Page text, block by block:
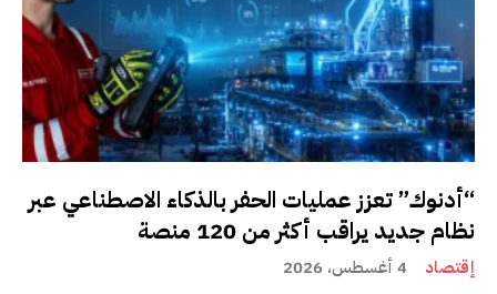
“أدنوك” تعزز عمليات الحفر بالذكاء الاصطناعي عبر
نظام جديد يراقب أكثر من 120 منصة
إقتصاد 4 أغسطس، 2026